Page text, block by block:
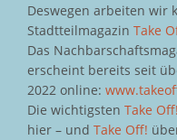
Deswegen arbeiten wir
Stadtteilmagazin Take
Das
erscheint bereits seit
2022 online:
Die wichtigsten Take Off!
hier – und Take Off!